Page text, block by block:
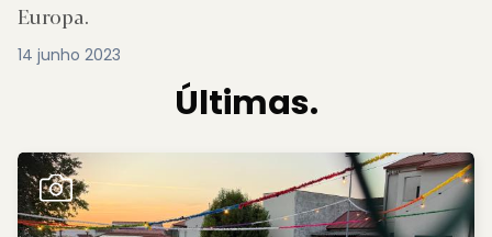
Europa.
14 junho 2023
Últimas.